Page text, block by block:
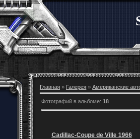
Главная » Галерея » Американские
Фотографий в альбоме: 18
Cadillac-Coupe de Ville 1966